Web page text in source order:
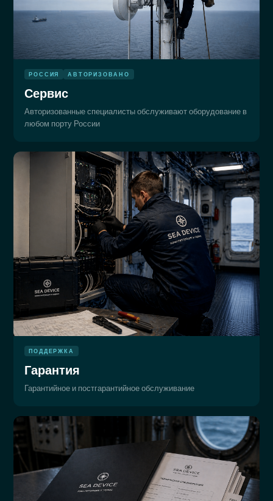
РОССИЯ АВТОРИЗОВАНО
Сервис
Авторизованные специалисты обслуживают оборудование в
любом порту России
ПОДДЕРЖКА
Гарантия
Гарантийное и постгарантийное обслуживание